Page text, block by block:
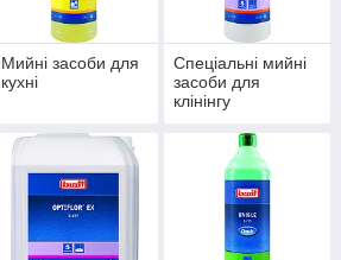
Мийні засоби для
кухні
Спеціальні мийні
засоби для
клінінгу